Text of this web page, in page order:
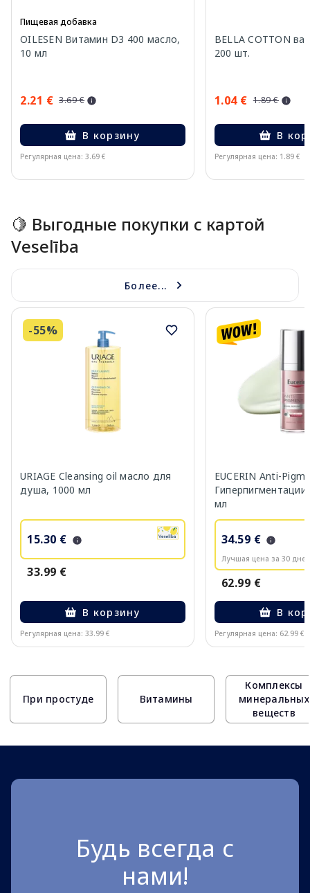
Пищевая добавка
OILESEN Витамин D3 400 масло,
10 мл
2.21 € 3.69 €
В корзину
Регулярная цена: 3.69 €
BELLA COTTON
200 шт.
1.04 € 1.89 €
В
Регулярная цена: 1.89 €
🍋 Выгодные покупки с картой
Veselība
Более...
-55%
URIAGE Cleansing oil масло для
душа, 1000 мл
15.30 €
33.99 €
В корзину
Регулярная цена: 33.99 €
EUCERIN Anti-
мл
34.59 €
Лучшая цена за 30
62.99 €
В
Регулярная цена: 62.99 €
При простуде Витамины
Комплексы
минеральных
веществ
Будь всегда с
нами!